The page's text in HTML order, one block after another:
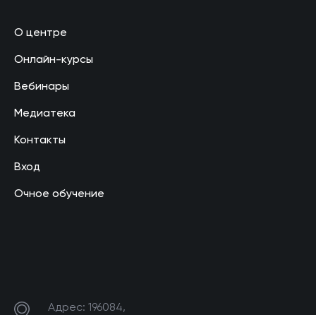
О центре
Онлайн-курсы
Вебинары
Медиатека
Контакты
Вход
Очное обучение
Адрес: 196084,